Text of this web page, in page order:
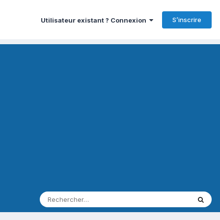
Utilisateur existant ? Connexion S’inscrire